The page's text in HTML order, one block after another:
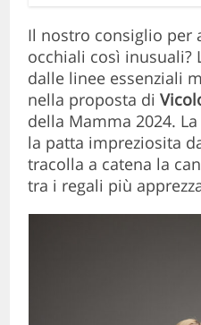
Il nostro consiglio per
occhiali così inusuali?
dalle linee essenziali
nella proposta di
della Mamma 2024.
la patta impreziosita
tracolla a catena la
tra i regali più